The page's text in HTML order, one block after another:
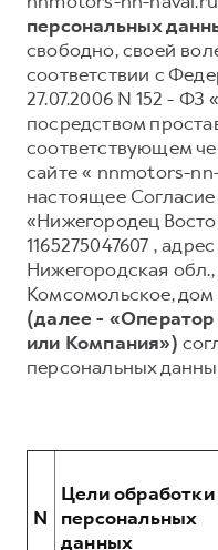
DARGO
F7
от 2 899 000 ₽
Тест-драйв
Трейд-ин
КРЕДИТ И
Кредитный
Страхование
Кредит
Для малого бизнеса
Система
Сервис для
HAVAL Лизинг
СЕРВИСНОЕ
Нулевое ТО
Программа
Регламенты
Электронный ПТС
ПОДДЕРЖКА
GWM Безопасность
Гарантия HAVAL
Мобильное
АКСЕССУАРЫ
О дилере
Наша команда
Контакты
персональных
свободно, своей
соответствии с
27.07.2006 N 152 -
посредством
соответствующем
сайте « nnmotors-
настоящее
«Нижегородец
1165275047607 ,
Нижегородская
Комсомольское,
(далее -
или Компания»)
персональных
N
Цели обработки
персональных
данных